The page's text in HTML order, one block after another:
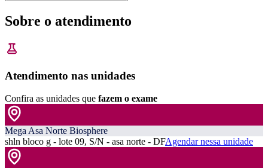
Sobre o atendimento
Atendimento nas unidades
Confira as unidades que fazem o exame
Mega Asa Norte Biosphere
shln bloco g - lote 09, S/N - asa norte - DFAgendar nessa unidade